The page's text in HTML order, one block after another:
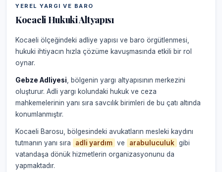
YEREL YARGI VE BARO
Kocaeli Hukuki Altyapısı
Kocaeli ölçeğindeki adliye yapısı ve baro örgütlenmesi,
hukuki ihtiyacın hızla çözüme kavuşmasında etkili bir rol
oynar.
Gebze Adliyesi , bölgenin yargı altyapısının merkezini
oluşturur. Adli yargı kolundaki hukuk ve ceza
mahkemelerinin yanı sıra savcılık birimleri de bu çatı altında
konumlanmıştır.
Kocaeli Barosu, bölgesindeki avukatların mesleki kaydını
tutmanın yanı sıra
adli yardım ve arabuluculuk gibi
vatandaşa dönük hizmetlerin organizasyonunu da
yapmaktadır.